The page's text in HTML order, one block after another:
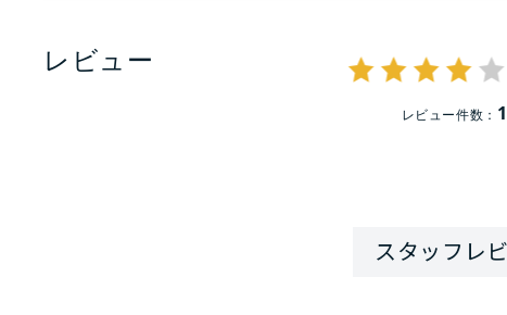
レビュー
レビュー件数： 1